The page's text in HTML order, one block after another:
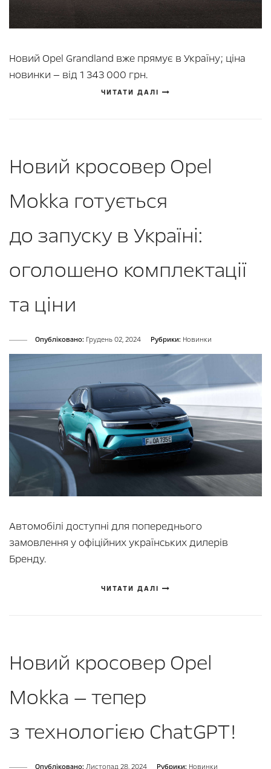
Новий Opel Grandland вже прямує в Україну; ціна
новинки — від 1 343 000 грн.
ЧИТАТИ ДАЛІ
Новий кросовер Opel
Mokka готується
до запуску в Україні:
оголошено комплектації
та ціни
Опубліковано: Грудень 02, 2024 Рубрики: Новинки
Автомобілі доступні для попереднього
замовлення у офіційних українських дилерів
Бренду.
ЧИТАТИ ДАЛІ
Новий кросовер Opel
Mokka — тепер
з технологією ChatGPT!
Опубліковано: Листопад 28, 2024 Рубрики: Новинки